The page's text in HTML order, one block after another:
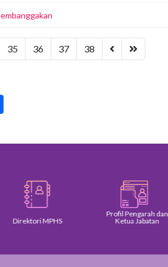
35 36 37 38
Direktori MPHS
Profil Pengarah dan
Ketua Jabatan